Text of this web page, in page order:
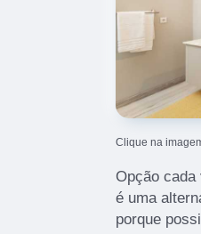
Clique na
Opção cada
é uma
porque